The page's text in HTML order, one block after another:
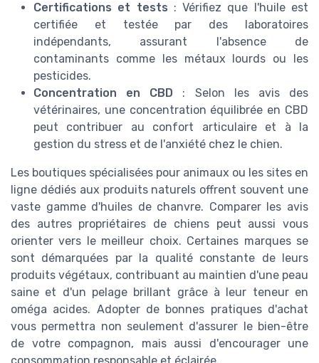
Certifications et tests : Vérifiez que l'huile est
certifiée et testée par des laboratoires
indépendants, assurant l'absence de
contaminants comme les métaux lourds ou les
pesticides.
Concentration en CBD : Selon les avis des
vétérinaires, une concentration équilibrée en CBD
peut contribuer au confort articulaire et à la
gestion du stress et de l'anxiété chez le chien.
Les boutiques spécialisées pour animaux ou les sites en
ligne dédiés aux produits naturels offrent souvent une
vaste gamme d'huiles de chanvre. Comparer les avis
des autres propriétaires de chiens peut aussi vous
orienter vers le meilleur choix. Certaines marques se
sont démarquées par la qualité constante de leurs
produits végétaux, contribuant au maintien d'une peau
saine et d'un pelage brillant grâce à leur teneur en
oméga acides. Adopter de bonnes pratiques d'achat
vous permettra non seulement d'assurer le bien-être
de votre compagnon, mais aussi d'encourager une